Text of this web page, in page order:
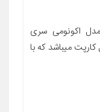
اکونومی سری
میباشد که با